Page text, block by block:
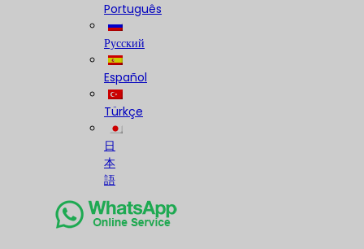
Português
Русский
Español
Türkçe
日
本
語